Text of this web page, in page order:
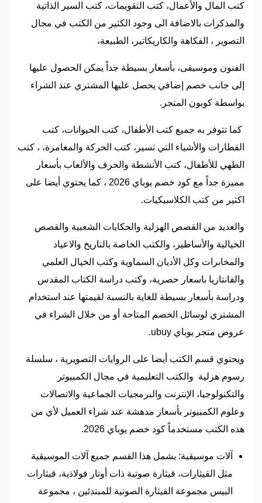
كتب المال والأعمال، كتب التقويمات، كتب السير الذاتية
والمذكرات بالاضافة الى وجود الكثير من الكتب في مجال
التصوير ، الفكاهة والكاريكاتير، الطبيعة،
الفنون وموسيقى، بأسعار بسيطة جداً يمكن الحصول عليها
إلى جانب خصم إضافي يحصل عليها المشتري عند الشراء
بواسطة كوبون المتجر.
كما تتوفر به جميع كتب الأطفال، كتب الحيوانات، كتب
القطارات والأشياء التي تسير، كتب الحركة والمغامرة، ، كتب
الطهي للأطفال، كتب الأنشطة والحرف والألعاب بأسعار
مميزة جداً مع كود خصم يوباي 2026 ، كما يحتوي أيضا على
اكثير من كتب الكلاسيكيات.
والعديد من القصص الهزلية والحكايات الشعبية والقصص
الخيالية والأساطير، والكتب الخاصة بالتاريخ والاعياد
والمخابرات وكل الأديان السماوية وكتب الخيال العلمي
والفانتازيا باسعار حصرية، وكتب دراسة الكتاب المقدس
ودراسة بأسعار بسيطة للغاية بالنسبة لقيمتها عند استخدام
المشتري لوسائل الخصم المتاحة أو من خلال الشراء في
عروض متجر يوباي ubuy.
ويحتوي قسم الكتب أيضا على الروايات التصويرية ، سلسلة
رسوم هزلية والكتب التعليمية في مجال الكمبيوتر
والتكنولوجيا، الإنترنت والبرمجيات الجماعية والاتصالات
وعلوم الكمبيوتر بأسعار مدهشة عند شراء العميل لأي من
هذه الكتب مستخدماً كود خصم يوباي 2026.
آلات موسيقية: يشمل هذا القسم جميع آلات الموسيقية
مثل القيثارات، قيثارة صوتية ذات أوتار فولاذية، قيثارات
البيس مجموعة القيثارة الصوتية للمبتدئين ، مجموعة